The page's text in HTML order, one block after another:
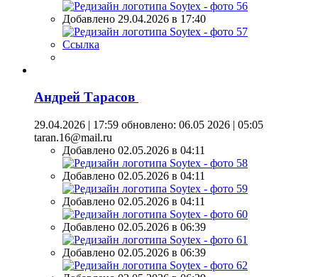
Добавлено 29.04.2026 в 17:40
Ссылка
Андрей Тарасов
29.04.2026 | 17:59 обновлено: 06.05 2026 | 05:05
taran.16@mail.ru
Добавлено 02.05.2026 в 04:11
Добавлено 02.05.2026 в 04:11
Добавлено 02.05.2026 в 04:11
Добавлено 02.05.2026 в 06:39
Добавлено 02.05.2026 в 06:39